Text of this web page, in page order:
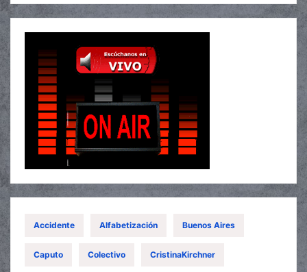
Accidente Alfabetización Buenos Aires
Caputo Colectivo CristinaKirchner